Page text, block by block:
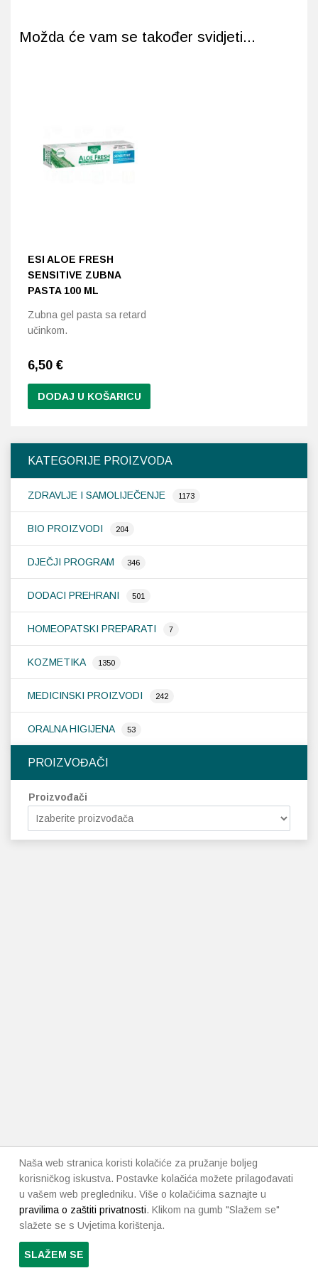
KATEGORIJE PROIZVODA
ZDRAVLJE I SAMOLIJEČENJE 1173
BIO PROIZVODI 204
DJEČJI PROGRAM 346
DODACI PREHRANI 501
HOMEOPATSKI PREPARATI 7
KOZMETIKA 1350
MEDICINSKI PROIZVODI 242
ORALNA HIGIJENA 53
PROIZVOĐAČI
Proizvođači
Možda će vam se također svidjeti...
ESI ALOE FRESH
SENSITIVE ZUBNA
PASTA 100 ML
Zubna gel pasta sa retard
učinkom.
6,50 €
DODAJ U KOŠARICU
Naša web stranica koristi kolačiće za pružanje boljeg
korisničkog iskustva. Postavke kolačića možete prilagođavati
u vašem web pregledniku. Više o kolačićima saznajte u
pravilima o zaštiti privatnosti. Klikom na gumb "Slažem se"
slažete se s Uvjetima korištenja.
SLAŽEM SE